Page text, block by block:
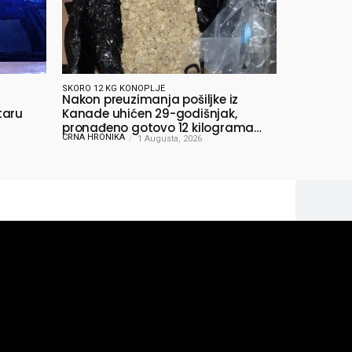
SKORO 12 KG KONOPLJE
Nakon preuzimanja pošiljke iz
Kanade uhićen 29-godišnjak,
pronađeno gotovo 12 kilograma
konoplje
CRNA HRONIKA 1 Augusta, 2026